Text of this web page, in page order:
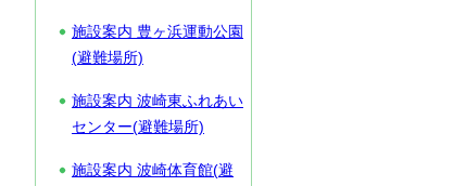
施設案内 豊ヶ浜運動公園
(避難場所)
施設案内 波崎東ふれあい
センター(避難場所)
施設案内 波崎体育館(避